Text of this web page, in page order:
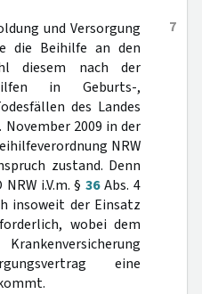
7
und Versorgung
die Beihilfe an den
diesem nach der
in Geburts-,
des Landes
2009 in der
NRW
zustand. Denn
NRW i.V.m. §36Abs. 4
insoweit der Einsatz
wobei dem
eine